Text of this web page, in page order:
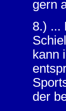
gern
8.) ...
kann
der